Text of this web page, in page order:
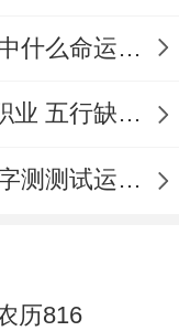
程中有许多世
，以免触犯忌
方，动土时应
之灾！
五行属什么的命运最好 五行中什么命运势旺盛
五行缺火的人适合从事什么职业 五行缺火的人适合从事的职业有哪些
如何测试自己的运势如何 八字测测试运运程
历816